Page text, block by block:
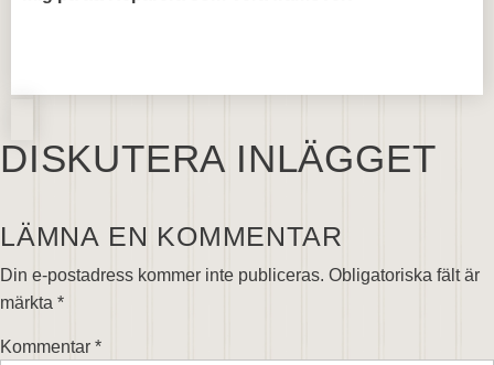
DISKUTERA INLÄGGET
LÄMNA EN KOMMENTAR
Din e-postadress kommer inte publiceras. Obligatoriska fält är
märkta *
Kommentar *